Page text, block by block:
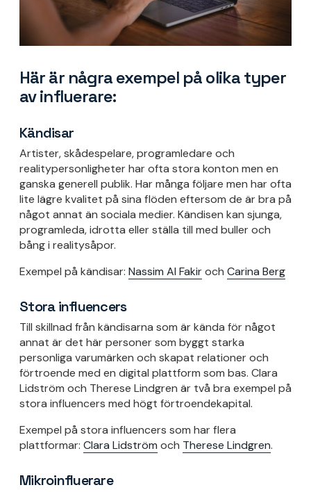
Här är några exempel på olika typer
av influerare:
Kändisar
Artister, skådespelare, programledare och
realitypersonligheter har ofta stora konton men en
ganska generell publik. Har många följare men har ofta
lite lägre kvalitet på sina flöden eftersom de är bra på
något annat än sociala medier. Kändisen kan sjunga,
programleda, idrotta eller ställa till med buller och
bång i realitysåpor.
Exempel på kändisar: Nassim Al Fakiroch Carina Berg
Stora influencers
Till skillnad från kändisarna som är kända för något
annat är det här personer som byggt starka
personliga varumärken och skapat relationer och
förtroende med en digital plattform som bas. Clara
Lidström och Therese Lindgren är två bra exempel på
stora influencers med högt förtroendekapital.
Exempel på stora influencers som har flera
plattformar: Clara Lidström och Therese Lindgren.
Mikroinfluerare